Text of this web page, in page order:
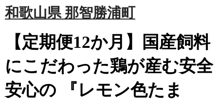
和歌山県 那智勝浦町
【定期便12か月】国産飼料
にこだわった鶏が産む安全
安心の 『レモン色たま